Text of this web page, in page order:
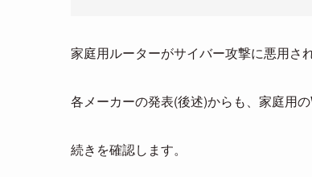
家庭用ルーターがサイバー攻撃に悪用さ
各メーカーの発表(後述)からも、家庭用
続きを確認します。